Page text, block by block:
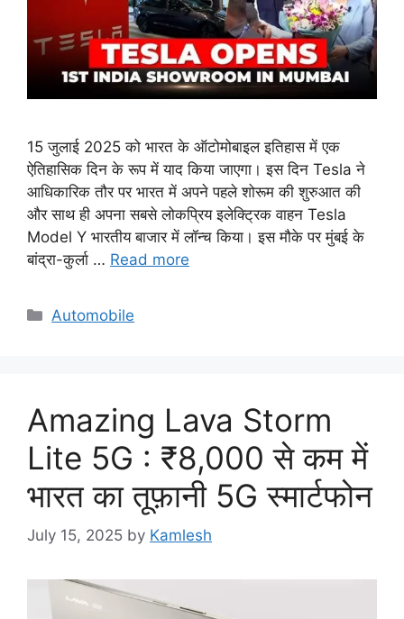
15 जुलाई 2025 को भारत के ऑटोमोबाइल इतिहास में एक
ऐतिहासिक दिन के रूप में याद किया जाएगा। इस दिन Tesla ने
आधिकारिक तौर पर भारत में अपने पहले शोरूम की शुरुआत की
और साथ ही अपना सबसे लोकप्रिय इलेक्ट्रिक वाहन Tesla
Model Y भारतीय बाजार में लॉन्च किया। इस मौके पर मुंबई के
बांद्रा-कुर्ला … Read more
Categories
Automobile
Amazing Lava Storm
Lite 5G : ₹8,000 से कम में
भारत का तूफ़ानी 5G स्मार्टफोन
July 15, 2025 by Kamlesh